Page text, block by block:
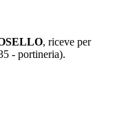
, riceve per
- portineria).